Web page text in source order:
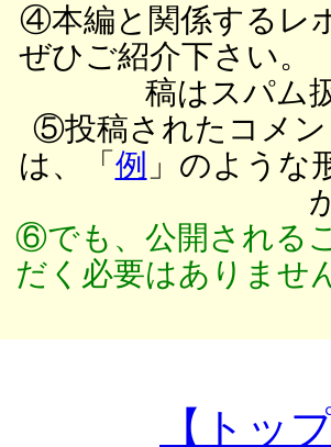
④本編と関係するレ
ぜひご紹介下さい。
稿はスパム
⑤投稿されたコメン
は、「 例 」のような
⑥でも、公開される
だく必要はありませ
【トッ